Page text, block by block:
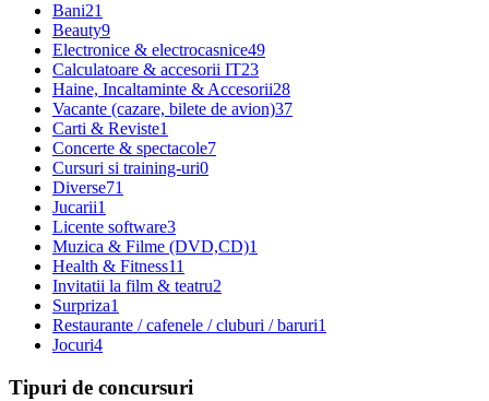
Bani21
Beauty9
Electronice & electrocasnice49
Calculatoare & accesorii IT23
Haine, Incaltaminte & Accesorii28
Vacante (cazare, bilete de avion)37
Carti & Reviste1
Concerte & spectacole7
Cursuri si training-uri0
Diverse71
Jucarii1
Licente software3
Muzica & Filme (DVD,CD)1
Health & Fitness11
Invitatii la film & teatru2
Surpriza1
Restaurante / cafenele / cluburi / baruri1
Jocuri4
Tipuri de concursuri